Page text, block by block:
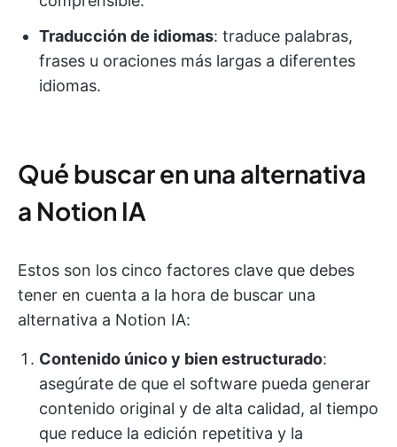
Traducción de idiomas: traduce palabras,
frases u oraciones más largas a diferentes
idiomas.
Qué buscar en una alternativa
a Notion IA
Estos son los cinco factores clave que debes
tener en cuenta a la hora de buscar una
alternativa a Notion IA:
Contenido único y bien estructurado:
asegúrate de que el software pueda generar
contenido original y de alta calidad, al tiempo
que reduce la edición repetitiva y la